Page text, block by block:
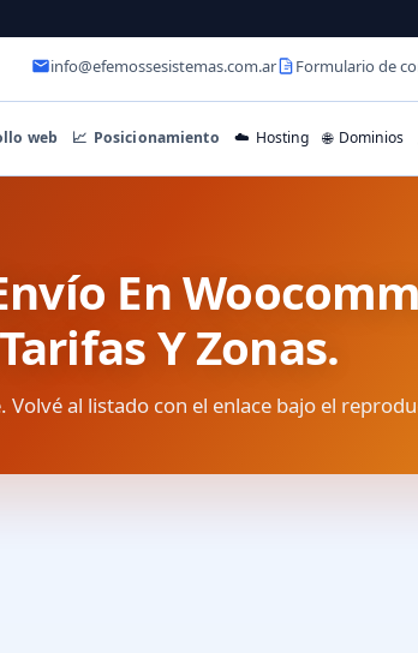
info@efemossesistemas.com.ar Formulario de
web 📈 Posicionamiento ☁️ Hosting 🌐 Dominios
En
Y Zonas.
al listado con el enlace bajo el